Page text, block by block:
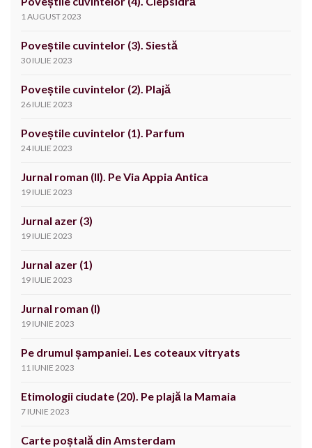
1 AUGUST 2023
Poveștile cuvintelor (3). Siestă
30 IULIE 2023
Poveștile cuvintelor (2). Plajă
26 IULIE 2023
Poveștile cuvintelor (1). Parfum
24 IULIE 2023
Jurnal roman (II). Pe Via Appia Antica
19 IULIE 2023
Jurnal azer (3)
19 IULIE 2023
Jurnal azer (1)
19 IULIE 2023
Jurnal roman (I)
19 IUNIE 2023
Pe drumul șampaniei. Les coteaux vitryats
11 IUNIE 2023
Etimologii ciudate (20). Pe plajă la Mamaia
7 IUNIE 2023
Carte poștală din Amsterdam